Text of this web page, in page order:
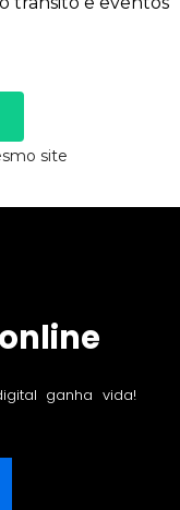
site
ganha vida!